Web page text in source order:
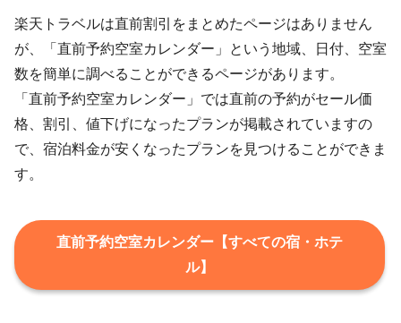
楽天トラベルは直前割引をまとめたページはありません
が、「直前予約空室カレンダー」という地域、日付、空室
数を簡単に調べることができるページがあります。
「直前予約空室カレンダー」では直前の予約がセール価
格、割引、値下げになったプランが掲載されていますの
で、宿泊料金が安くなったプランを見つけることができま
す。
直前予約空室カレンダー【すべての宿・ホテ
ル】